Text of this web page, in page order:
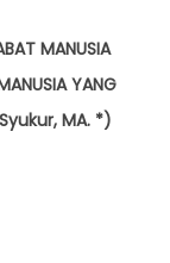
MANUSIA
YANG
MA. *)